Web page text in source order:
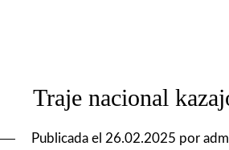
Traje nacional
Publicada el 26.02.2025 por